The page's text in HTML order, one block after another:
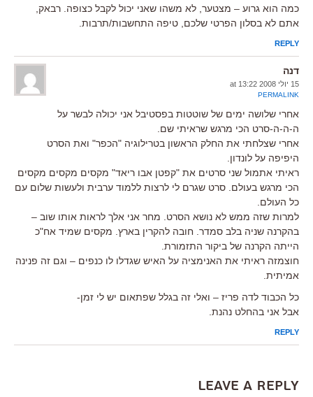
כמה הוא גרוע – מצטער, לא משהו שאני יכול לקבל כצופה. רבאק,
אתם לא בסלון הפרטי שלכם, טיפה התחשבות/תרבות.
REPLY
דנה
15 יולי 2008 at 13:22
PERMALINK
אחרי שלושה ימים של שוטטות בפסטיבל אני יכולה לבשר על
ה-ה-ה-סרט הכי מרגש שראיתי שם.
אחרי שצלחתי את החלק הראשון בטרילוגיה "הכפר" ואת הסרט
היפיפה על לונדון.
ראיתי אתמול שני סרטים את "קפטן אבו ריאד" מקסים מקסים מקסים
הכי מרגש בעולם. סרט שגרם לי לרצות ללמוד ערבית ולעשות שלום עם
כל העולם.
למרות שזה ממש לא נושא הסרט. מחר אני אלך לראות אותו שוב –
בהקרנה שניה בלב סמדר. חובה להקרין בארץ. מקסים שמיד אח"כ
הייתה הקרנה של ביקור התזמורת.
חוצמזה ראיתי את האנימציה על האיש שגדלו לו כנפים – וגם זה פנינה
אמיתית.
כל הכבוד לדה פריז – ואלי זה בגלל שפתאום יש לי זמן-
אבל אני בהחלט נהנת.
REPLY
Leave a Reply